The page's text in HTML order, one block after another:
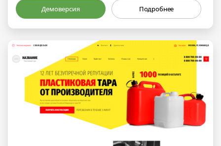
Демоверсия Подробнее